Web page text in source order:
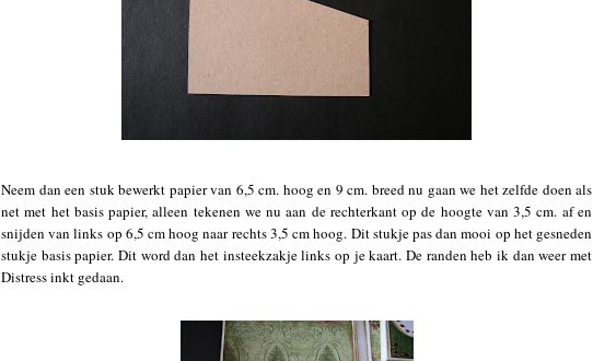
Neem dan een stuk bewerkt papier van 6,5 cm. hoog en 9 cm. breed nu gaan we het zelfde doen als
net met het basis papier, alleen tekenen we nu aan de rechterkant op de hoogte van 3,5 cm. af en
snijden van links op 6,5 cm hoog naar rechts 3,5 cm hoog. Dit stukje pas dan mooi op het gesneden
stukje basis papier. Dit word dan het insteekzakje links op je kaart. De randen heb ik dan weer met
Distress inkt gedaan.